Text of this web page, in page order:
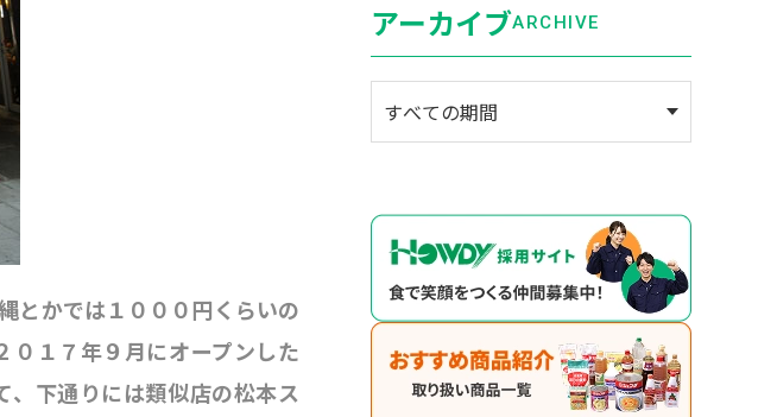
とかでは１０００円くらいの
０１７年９月にオープンした
、下通りには類似店の松本ス
アーカイブARCHIVE